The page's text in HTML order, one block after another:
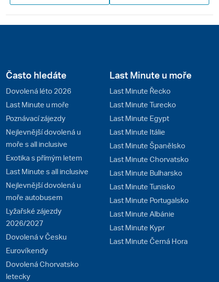
Často hledáte
Dovolená léto 2026
Last Minute u moře
Poznávací zájezdy
Nejlevnější dovolená u
moře s all inclusive
Exotika s přímým letem
Last Minute s all inclusive
Nejlevnější dovolená u
moře autobusem
Lyžařské zájezdy
2026/2027
Dovolená v Česku
Eurovíkendy
Dovolená Chorvatsko
letecky
Last Minute u moře
Last Minute Řecko
Last Minute Turecko
Last Minute Egypt
Last Minute Itálie
Last Minute Španělsko
Last Minute Chorvatsko
Last Minute Bulharsko
Last Minute Tunisko
Last Minute Portugalsko
Last Minute Albánie
Last Minute Kypr
Last Minute Černá Hora